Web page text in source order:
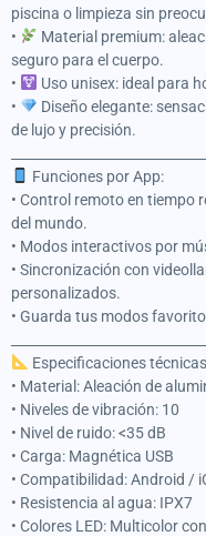
piscina o limpieza sin
•
Material premium:
seguro para el cuerpo.
•
Uso unisex: ideal para
•
Diseño elegante:
de lujo y precisión.
Funciones por App:
• Control remoto en tiempo
del mundo.
• Modos interactivos por
• Sincronización con
personalizados.
• Guarda tus modos
Especificaciones
• Material: Aleación de
• Niveles de vibración: 10
• Nivel de ruido: <35 dB
• Carga: Magnética USB
• Compatibilidad: Android /
• Resistencia al agua: IPX7
• Colores LED: Multicolor